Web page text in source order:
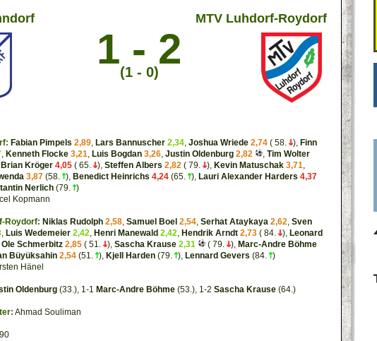
MTV Luhdorf-Roydorf
1 - 2
(1 - 0)
Fabian Pimpels 2,89, Lars Bannuscher 2,34, Joshua Wriede 2,74 ( 58. ), Finn
, Kenneth Flocke 3,21, Luis Bogdan 3,26, Justin Oldenburg 2,82 , Tim Wolter
Brian Kröger 4,05 ( 65. ), Steffen Albers 2,82 ( 79. ), Kevin Matuschak 3,71,
3,87 (58. ), Benedict Heinrichs 4,24 (65. ), Lauri Alexander Harders 4,37
Nerlich (79. )
Kopmann
Roydorf: Niklas Rudolph 2,58, Samuel Boel 2,54, Serhat Ataykaya 2,62, Sven
, Luis Wedemeier 2,42, Henri Manewald 2,42, Hendrik Arndt 2,73 ( 84. ), Leonard
Ole Schmerbitz 2,85 ( 51. ), Sascha Krause 2,31 ( 79. ), Marc-Andre Böhme
Büyüksahin 2,54 (51. ), Kjell Harden (79. ), Lennard Gevers (84. )
Hänel
Oldenburg (33.), 1-1 Marc-Andre Böhme (53.), 1-2 Sascha Krause (64.)
Ahmad Souliman
90